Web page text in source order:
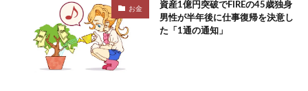
お金
資産1億円突破でFIREの45歳独身
男性が半年後に仕事復帰を決意し
た「1通の通知」